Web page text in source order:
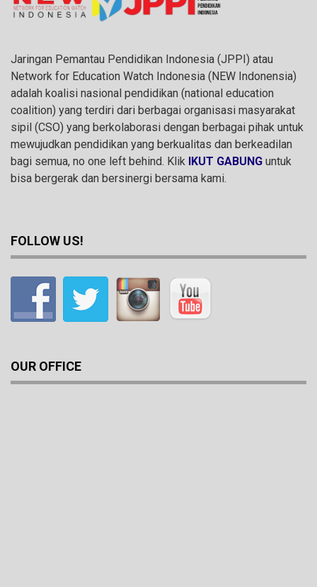
Jaringan Pemantau Pendidikan Indonesia (JPPI) atau
Network for Education Watch Indonesia (NEW Indonensia)
adalah koalisi nasional pendidikan (national education
coalition) yang terdiri dari berbagai organisasi masyarakat
sipil (CSO) yang berkolaborasi dengan berbagai pihak untuk
mewujudkan pendidikan yang berkualitas dan berkeadilan
bagi semua, no one left behind. Klik IKUT GABUNG untuk
bisa bergerak dan bersinergi bersama kami.
FOLLOW US!
OUR OFFICE